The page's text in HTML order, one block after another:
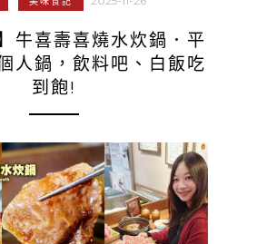
牛喜壽喜燒水炊鍋．平
人鍋，飲料吧、白飯吃
到飽!